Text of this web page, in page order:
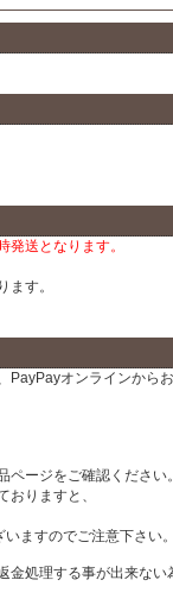
送となります。
す。
オンラインからお
ージをご確認ください。
りますと、
ますのでご注意下さい。
処理する事が出来ない